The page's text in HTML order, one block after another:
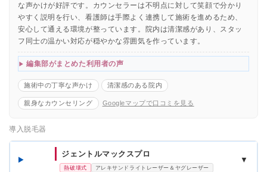
な声かけが好評です。カウンセラーは不明点に対して笑顔で分かり
やすく説明を行い、看護師は手際よく連携して施術を進めるため、
安心して通える環境が整っています。院内は清潔感があり、スタッ
フ同士の温かい対応が穏やかな雰囲気を作っています。
編集部がまとめた利用者の声
施術中の丁寧な声かけ 清潔感のある院内
親身なカウンセリング Googleマップで口コミを見る
導入脱毛器
ジェントルマックスプロ
熱破壊式 アレキサンドライトレーザー＆ヤグレーザー
▼